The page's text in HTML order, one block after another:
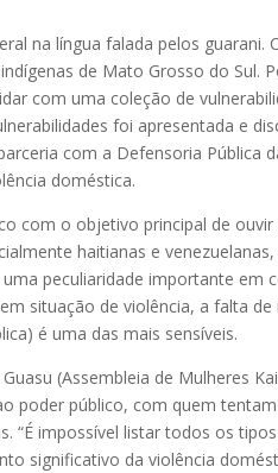
na língua falada pelos
de Mato Grosso do Sul.
com uma coleção de
foi apresentada e
com a Defensoria Pública
doméstica.
com o objetivo principal de
haitianas e
peculiaridade importante em
situação de violência, a falta
é uma das mais sensíveis.
(Assembleia de Mulheres
poder público, com quem
“É impossível listar todos os
significativo da violência